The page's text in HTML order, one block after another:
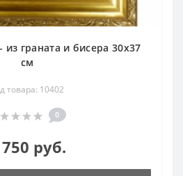
из граната и бисера 30х37
см
товара: 10402
0
руб.